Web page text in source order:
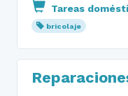
Tareas
bricolaje